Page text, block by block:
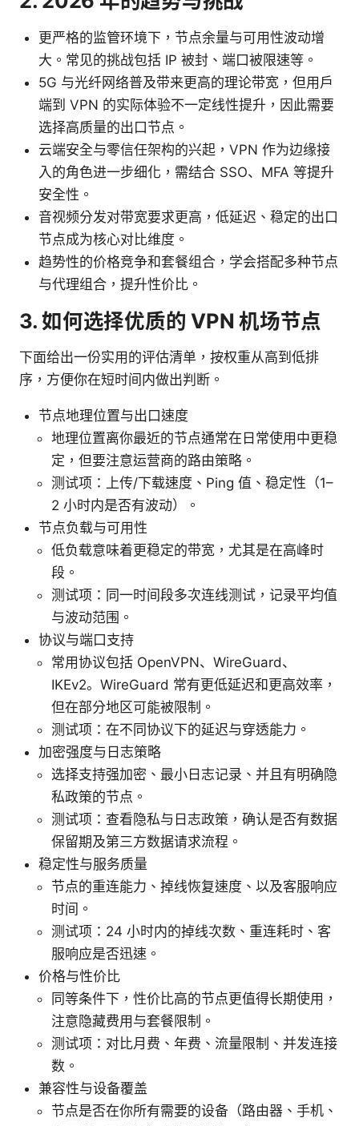
更严格的监管环境下，节点余量与可用性波动增
大。常见的挑战包括 IP 被封、端口被限速等。
5G 与光纤网络普及带来更高的理论带宽，但用户
端到 VPN 的实际体验不一定线性提升，因此需要
选择高质量的出口节点。
云端安全与零信任架构的兴起，VPN 作为边缘接
入的角色进一步细化，需结合 SSO、MFA 等提升
安全性。
音视频分发对带宽要求更高，低延迟、稳定的出口
节点成为核心对比维度。
趋势性的价格竞争和套餐组合，学会搭配多种节点
与代理组合，提升性价比。
3. 如何选择优质的 VPN 机场节点
下面给出一份实用的评估清单，按权重从高到低排
序，方便你在短时间内做出判断。
节点地理位置与出口速度
地理位置离你最近的节点通常在日常使用中更稳
定，但要注意运营商的路由策略。
测试项：上传/下载速度、Ping 值、稳定性（1–
2 小时内是否有波动）。
节点负载与可用性
低负载意味着更稳定的带宽，尤其是在高峰时
段。
测试项：同一时间段多次连线测试，记录平均值
与波动范围。
协议与端口支持
常用协议包括 OpenVPN、WireGuard、
IKEv2。WireGuard 常有更低延迟和更高效率，
但在部分地区可能被限制。
测试项：在不同协议下的延迟与穿透能力。
加密强度与日志策略
选择支持强加密、最小日志记录、并且有明确隐
私政策的节点。
测试项：查看隐私与日志政策，确认是否有数据
保留期及第三方数据请求流程。
稳定性与服务质量
节点的重连能力、掉线恢复速度、以及客服响应
时间。
测试项：24 小时内的掉线次数、重连耗时、客
服响应是否迅速。
价格与性价比
同等条件下，性价比高的节点更值得长期使用，
注意隐藏费用与套餐限制。
测试项：对比月费、年费、流量限制、并发连接
数。
兼容性与设备覆盖
节点是否在你所有需要的设备（路由器、手机、